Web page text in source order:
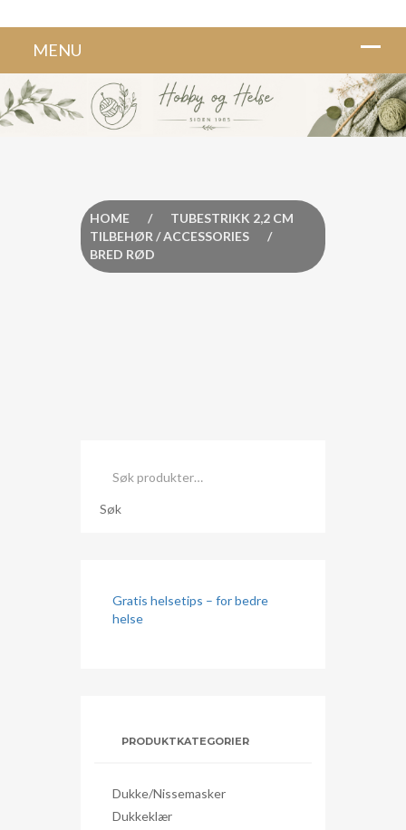
HOME
/
TILBEHØR / ACCESSORIES
/
TUBESTRIKK 2,2 CM
BRED RØD
etter:
Søk
Gratis helsetips – for bedre
helse
PRODUKTKATEGORIER
Dukke/nissemasker
Dukkeklær